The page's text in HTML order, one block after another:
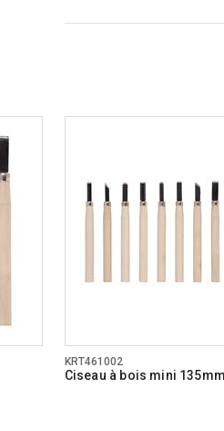
KRT461002
Ciseau à bois mini